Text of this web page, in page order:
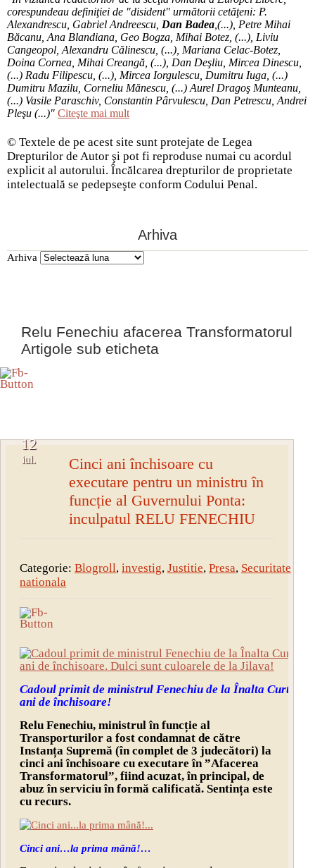
corespundeau definiţiei de "disident" următorii ce­tă­ţeni: P.
Alexandrescu, Gabriel Andreescu, Dan Badea ,(...), Petre Mihai
Băcanu, Ana Blandiana, Geo Bogza, Mihai Botez, (...), Liviu
Cangeopol, Alexandru Călinescu, (...), Mariana Celac-Botez,
Doina Cornea, Mihai Creangă, (...), Dan Deşliu, Mircea Dinescu,
(...) Radu Filipescu, (...), Mircea Iorgulescu, Dumitru Iuga, (...)
Dumitru Mazilu, Corneliu Mănescu, (...) Aurel Dragoş Munteanu,
(...) Vasile Paraschiv, Constantin Pârvulescu, Dan Petrescu, Andrei
Pleşu (...)" Citeşte mai mult
© Textele de pe acest site sunt protejate de Legea
Drepturilor de Autor şi pot fi reproduse numai cu acordul
explicit al autorului. Încălcarea drepturilor de proprietate
intelectuală se pedepseşte conform Codului Penal.
Arhiva
Arhiva
Relu Fenechiu afacerea Transformatorul
Artigole sub eticheta
Cinci ani închisoare cu
executare pentru un ministru în
funcție al Guvernului Ponta:
inculpatul RELU FENECHIU
12
iul.
Categorie: Blogroll, investig, Justitie, Presa, Securitate
nationala
Cadoul primit de ministrul Fenechiu de la Înalta Curte:
ani de închisoare!
Relu Fenechiu, ministrul în funcție al
Transporturilor a fost condamnat de către
Instanța Supremă (în complet de 3 judecători) la
cinci ani închisoare cu executare în ”Afacerea
Transformatorul”, fiind acuzat, în principal, de
abuz în serviciu în formă calificată. Sentința este
cu recurs.
Cinci ani…la prima mână!…